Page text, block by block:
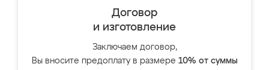
Договор
и изготовление
Заключаем договор,
Вы вносите предоплату в размере 10% от суммы